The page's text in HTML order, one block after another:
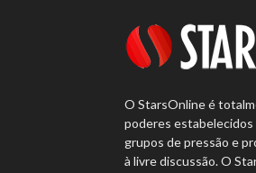
O StarsOnline é
poderes
grupos de pressão e
à livre discussão. O